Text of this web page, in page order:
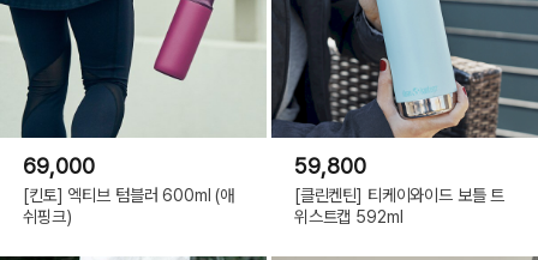
69,000
[킨토] 엑티브 텀블러 600ml (애
쉬핑크)
59,800
[클린켄틴] 티케이와이드 보틀 트
위스트캡 592ml